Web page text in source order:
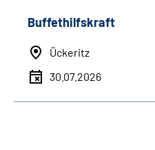
Buffethilfskraft
Ückeritz
30.07.2026